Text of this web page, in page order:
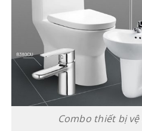
Combo thiết bị